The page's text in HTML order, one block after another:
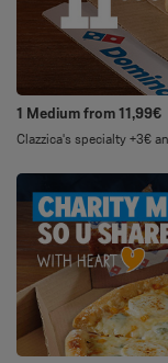
1 Medium from 11,99€
Clazzica's specialty +3€